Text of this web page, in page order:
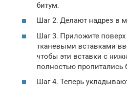
битум.
Шаг 2. Делают надрез в
Шаг 3. Приложите поверх
тканевыми вставками
чтобы эти вставки с
полностью пропитались
Шаг 4. Теперь